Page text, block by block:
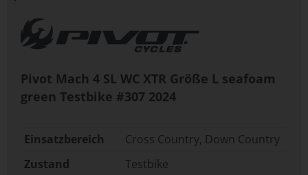
Pivot Mach 4 SL WC XTR Größe L seafoam
green Testbike #307 2024
Einsatzbereich
Cross Country, Down Country
Zustand
Testbike